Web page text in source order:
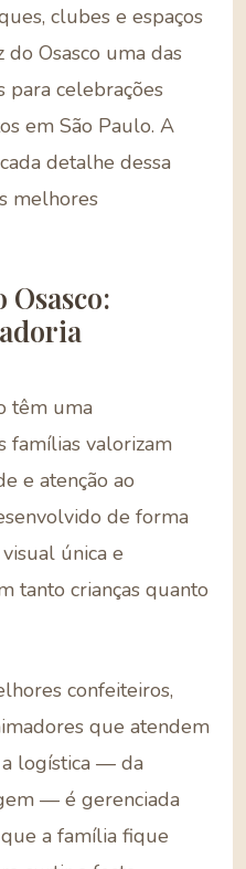
clubes e espaços
Osasco uma das
para celebrações
em São Paulo. A
detalhe dessa
melhores
Osasco:
têm uma
famílias valorizam
e atenção ao
de forma
única e
tanto crianças quanto
confeiteiros,
que atendem
a logística — da
— é gerenciada
a família fique